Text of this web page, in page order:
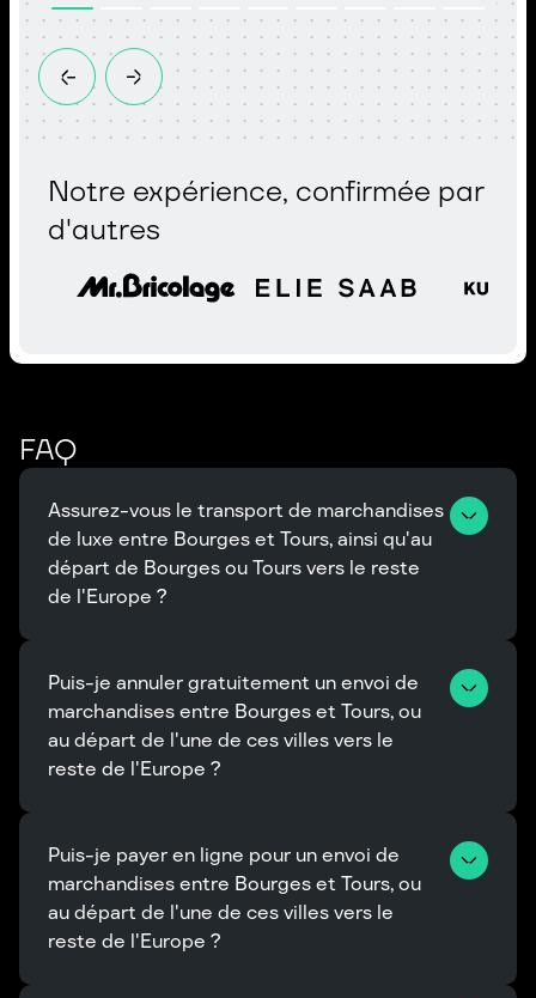
Notre expérience, confirmée par
d'autres
FAQ
Assurez-vous le transport de marchandises
de luxe entre Bourges et Tours, ainsi qu'au
départ de Bourges ou Tours vers le reste
de l'Europe ?
Puis-je annuler gratuitement un envoi de
marchandises entre Bourges et Tours, ou
au départ de l'une de ces villes vers le
reste de l'Europe ?
Puis-je payer en ligne pour un envoi de
marchandises entre Bourges et Tours, ou
au départ de l'une de ces villes vers le
reste de l'Europe ?